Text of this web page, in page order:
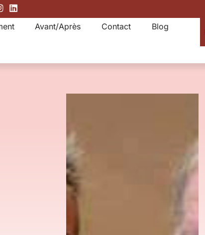
Avant/Après Contact Blog